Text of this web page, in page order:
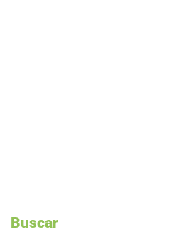
Buscar